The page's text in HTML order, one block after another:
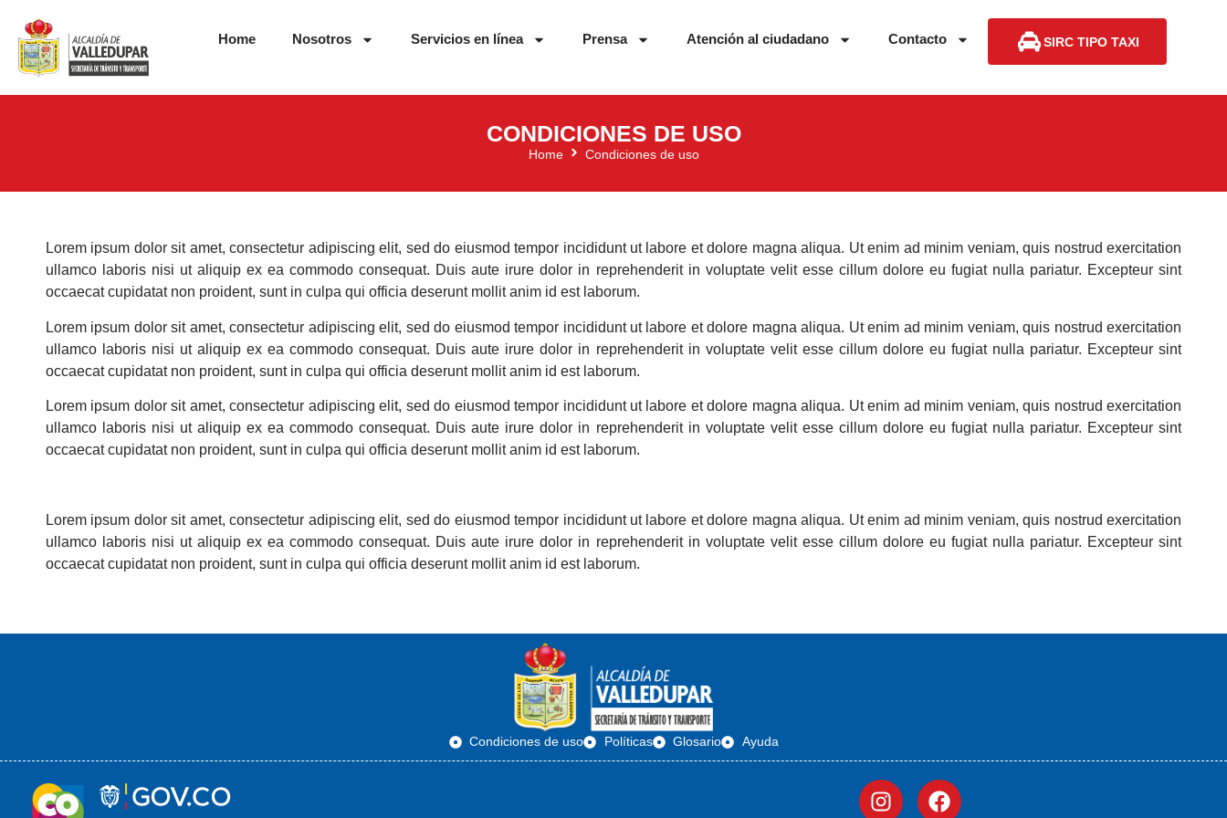
Home Nosotros Servicios en línea Prensa Atención al ciudadano Contacto SIRC TIPO TAXI
CONDICIONES DE USO
Home Condiciones de uso
Lorem ipsum dolor sit amet, consectetur adipiscing elit, sed do eiusmod tempor incididunt ut labore et dolore magna aliqua. Ut enim ad minim veniam, quis nostrud exercitation
ullamco laboris nisi ut aliquip ex ea commodo consequat. Duis aute irure dolor in reprehenderit in voluptate velit esse cillum dolore eu fugiat nulla pariatur. Excepteur sint
occaecat cupidatat non proident, sunt in culpa qui officia deserunt mollit anim id est laborum.
Lorem ipsum dolor sit amet, consectetur adipiscing elit, sed do eiusmod tempor incididunt ut labore et dolore magna aliqua. Ut enim ad minim veniam, quis nostrud exercitation
ullamco laboris nisi ut aliquip ex ea commodo consequat. Duis aute irure dolor in reprehenderit in voluptate velit esse cillum dolore eu fugiat nulla pariatur. Excepteur sint
occaecat cupidatat non proident, sunt in culpa qui officia deserunt mollit anim id est laborum.
Lorem ipsum dolor sit amet, consectetur adipiscing elit, sed do eiusmod tempor incididunt ut labore et dolore magna aliqua. Ut enim ad minim veniam, quis nostrud exercitation
ullamco laboris nisi ut aliquip ex ea commodo consequat. Duis aute irure dolor in reprehenderit in voluptate velit esse cillum dolore eu fugiat nulla pariatur. Excepteur sint
occaecat cupidatat non proident, sunt in culpa qui officia deserunt mollit anim id est laborum.
Lorem ipsum dolor sit amet, consectetur adipiscing elit, sed do eiusmod tempor incididunt ut labore et dolore magna aliqua. Ut enim ad minim veniam, quis nostrud exercitation
ullamco laboris nisi ut aliquip ex ea commodo consequat. Duis aute irure dolor in reprehenderit in voluptate velit esse cillum dolore eu fugiat nulla pariatur. Excepteur sint
occaecat cupidatat non proident, sunt in culpa qui officia deserunt mollit anim id est laborum.
Condiciones de uso Políticas Glosario Ayuda